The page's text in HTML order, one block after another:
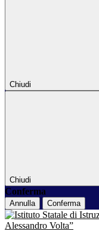
Chiudi
Chiudi
Conferma
Annulla Conferma